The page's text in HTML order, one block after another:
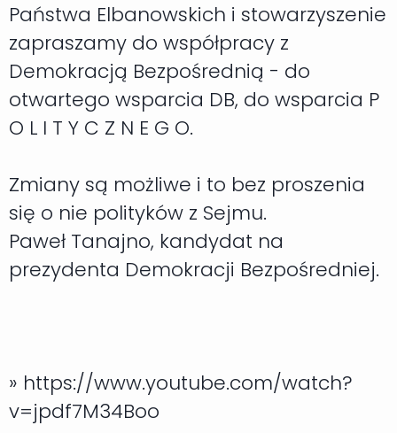
Państwa Elbanowskich i stowarzyszenie
zapraszamy do współpracy z
Demokracją Bezpośrednią - do
otwartego wsparcia DB, do wsparcia P
O L I T Y C Z N E G O.
Zmiany są możliwe i to bez proszenia
się o nie polityków z Sejmu.
Paweł Tanajno, kandydat na
prezydenta Demokracji Bezpośredniej.
» https://www.youtube.com/watch?
v=jpdf7M34Boo